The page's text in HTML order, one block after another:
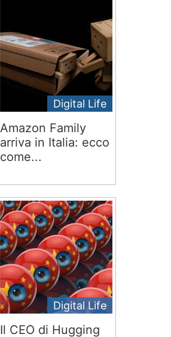
Digital Life
Amazon Family
arriva in Italia: ecco
come...
Digital Life
Il CEO di Hugging